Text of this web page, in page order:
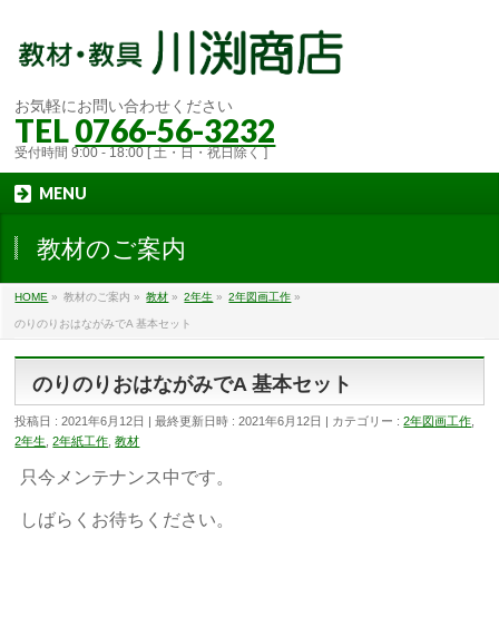
お気軽にお問い合わせください
TEL0766-56-3232
受付時間 9:00 - 18:00 [ 土・日・祝日除く ]
MENU
教材のご案内
HOME » 教材のご案内 » 教材 » 2年生 » 2年図画工作 »
のりのりおはながみでA 基本セット
のりのりおはながみでA 基本セット
投稿日 : 2021年6月12日 最終更新日時 : 2021年6月12日 カテゴリー :2年図画工作
2年生 ,2年紙工作 ,教材
只今メンテナンス中です。
しばらくお待ちください。